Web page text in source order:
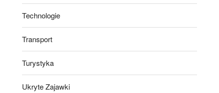
Technologie
Transport
Turystyka
Ukryte Zajawki